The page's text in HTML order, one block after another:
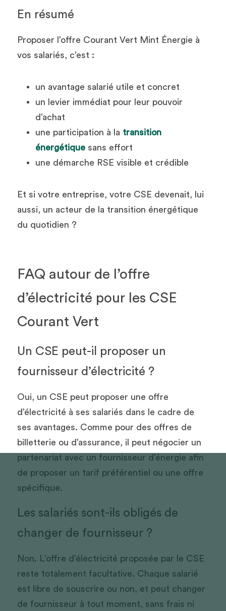
En résumé
Proposer l’offre Courant Vert Mint Énergie à
vos salariés, c’est :
un avantage salarié utile et concret
un levier immédiat pour leur pouvoir
d’achat
une participation à la transition
énergétique sans effort
une démarche RSE visible et crédible
Et si votre entreprise, votre CSE devenait, lui
aussi, un acteur de la transition énergétique
du quotidien ?
FAQ autour de l’offre
d’électricité pour les CSE
Courant Vert
Un CSE peut-il proposer un
fournisseur d’électricité ?
Oui, un CSE peut proposer une offre
d’électricité à ses salariés dans le cadre de
ses avantages. Comme pour des offres de
billetterie ou d’assurance, il peut négocier un
partenariat avec un fournisseur d’énergie afin
de proposer un tarif préférentiel ou une offre
spécifique.
Les salariés sont-ils obligés de
changer de fournisseur ?
Non. L’offre d’électricité proposée par le CSE
reste totalement facultative. Chaque salarié
est libre de souscrire ou non, et peut changer
de fournisseur à tout moment, sans frais ni